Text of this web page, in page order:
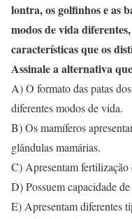
lontra, os golfinhos e as
modos de vida
características que os
Assinale a alternativa
A) O formato das patas
diferentes modos de vida.
B) Os mamíferos
glândulas mamárias.
C) Apresentam
D) Possuem capacidade
E) Apresentam diferentes